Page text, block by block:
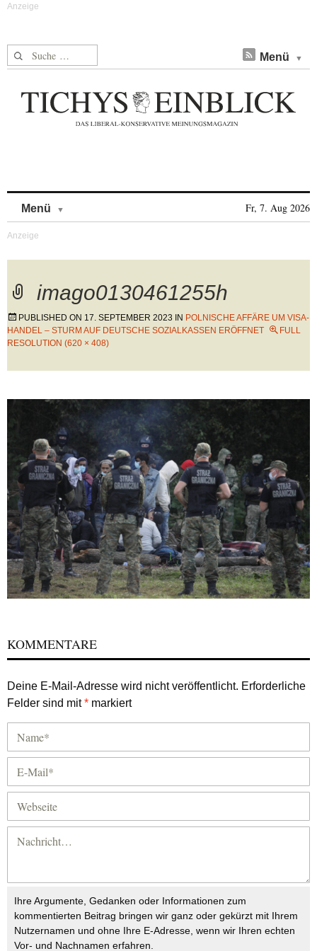
Suche nach: Menü
Menü Fr, 7. Aug 2026
imago0130461255h
PUBLISHED ON 17. SEPTEMBER 2023 IN POLNISCHE AFFÄRE UM VISA-
HANDEL – STURM AUF DEUTSCHE SOZIALKASSEN ERÖFFNET
FULL
RESOLUTION (620 × 408)
KOMMENTARE
Deine E-Mail-Adresse wird nicht veröffentlicht. Erforderliche
Felder sind mit* markiert
Ihre Argumente, Gedanken oder Informationen zum
kommentierten Beitrag bringen wir ganz oder gekürzt mit Ihrem
Nutzernamen und ohne Ihre E-Adresse, wenn wir Ihren echten
Vor- und Nachnamen erfahren.